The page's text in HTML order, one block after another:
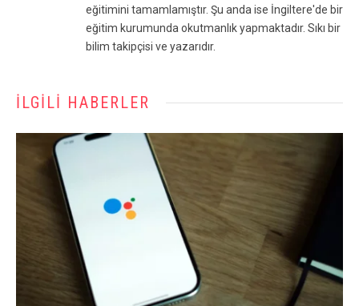
eğitimini tamamlamıştır. Şu anda ise İngiltere'de bir
eğitim kurumunda okutmanlık yapmaktadır. Sıkı bir
bilim takipçisi ve yazarıdır.
İLGILI HABERLER